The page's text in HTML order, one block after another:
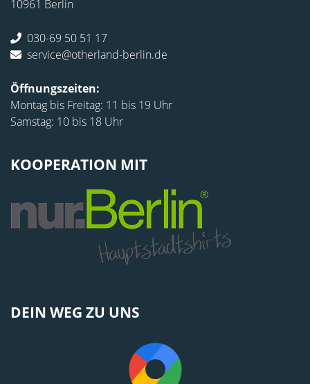
10961 Berlin
030-69 50 51 17
service@otherland-berlin.de
Öffnungszeiten:
Montag bis Freitag: 11 bis 19 Uhr
Samstag: 10 bis 18 Uhr
KOOPERATION MIT
DEIN WEG ZU UNS